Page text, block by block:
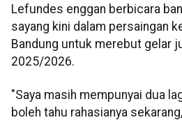
Lefundes enggan berbicara
sayang kini dalam persaingan
Bandung untuk merebut gelar
2025/2026.
"Saya masih mempunyai dua
boleh tahu rahasianya